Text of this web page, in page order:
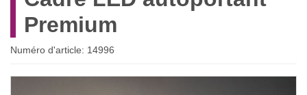
Premium
Numéro d'article: 14996